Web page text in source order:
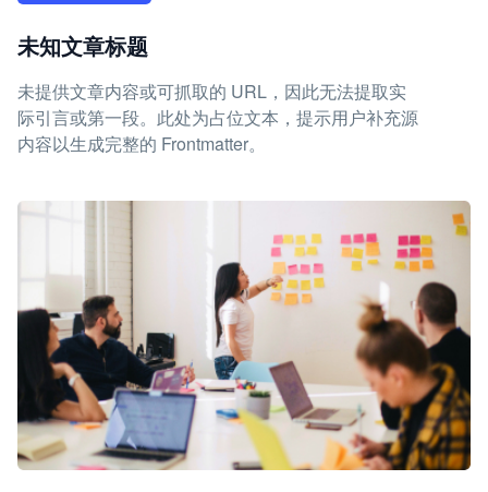
未知文章标题
未提供文章内容或可抓取的 URL，因此无法提取实
际引言或第一段。此处为占位文本，提示用户补充源
内容以生成完整的 Frontmatter。